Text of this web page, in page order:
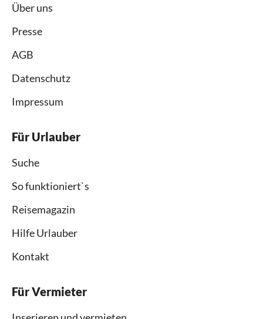
Über uns
Presse
AGB
Datenschutz
Impressum
Für Urlauber
Suche
So funktioniert`s
Reisemagazin
Hilfe Urlauber
Kontakt
Für Vermieter